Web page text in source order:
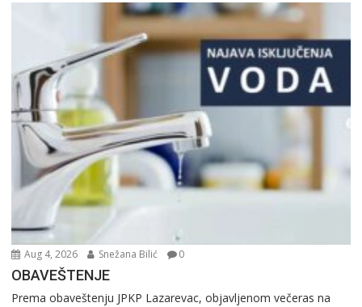
Aug 4, 2026 Snežana Bilić 0
OBAVEŠTENJE
Prema obaveštenju JPKP Lazarevac, objavljenom večeras na